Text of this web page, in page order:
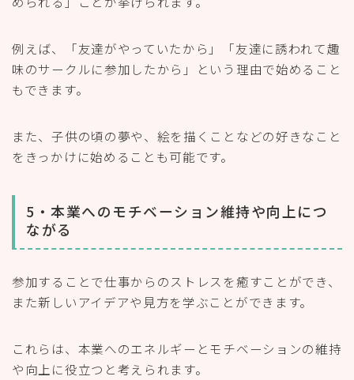
例えば、「友達がやっていたから」「友達に誘われて趣
味のサークルに参加したから」という理由で始めること
もできます。
また、子供の頃の夢や、絵を描くことなどの好きなこと
をきっかけに始めることも可能です。
5・本業へのモチベーション維持や向上につ
ながる
参加することで仕事からのストレスを癒すことができ、
また新しいアイデアや見方を学ぶことができます。
これらは、本業へのエネルギーとモチベーションの維持
や向上に役立つと考えられます。